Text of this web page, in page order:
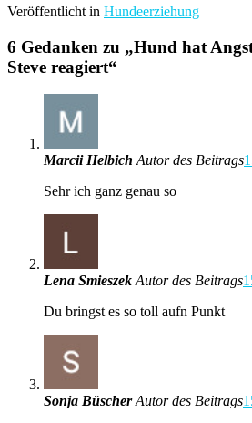
Veröffentlicht in Hundeerziehung
6 Gedanken zu „Hund hat
Steve reagiert“
Marcii Helbich Autor des Beitrags
Sehr ich ganz genau so
Lena Smieszek Autor des Beitrags
Du bringst es so toll aufn Punkt
Sonja Büscher Autor des Beitrags